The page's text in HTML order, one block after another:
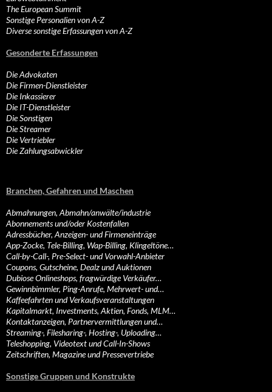
The European Summit
Sonstige Personalien von A-Z
Diverse sonstige Erfassungen von A-Z
Gesonderte Erfassungen
Die Advokaten
Die Firmen-Dienstleister
Die Inkassierer
Die IT-Dienstleister
Die Sonstigen
Die Streamer
Die Vertriebler
Die Zahlungsabwickler
Branchen, Gefahren und Maschen
Abmahnungen, Abmahn/anwälte/industrie
Abonnements und/oder Kostenfallen
Adressbücher, Anzeigen- und Firmeneinträge
App-Zocke, Tele-Billing, Wap-Billing, Klingeltöne…
Call-by-Call-, Pre-Select- und Vorwahl-Anbieter
Coupons, Gutscheine, Dealz und Auktionen
Dubiose Onlineshops, fragwürdige Verkäufer…
Gewinnbimmler, Ping-Anrufe, Mehrwert- und…
Kaffeefahrten und Verkaufsveranstaltungen
Kapitalmarkt, Investments, Aktien, Fonds, MLM…
Kontaktanzeigen, Partnervermittlungen und…
Streaming-, Filesharing-, Hosting-, Uploading…
Teleshopping, Videotext und Call-In-Shows
Zeitschriften, Magazine und Pressevertriebe
Sonstige Gruppen und Konstrukte